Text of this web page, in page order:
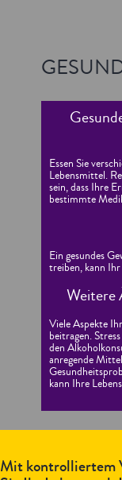
Essen Sie
Lebensmittel.
sein, dass Ihre
bestimmte
Ein gesundes
treiben, kann
Weitere
Viele Aspekte
beitragen.
den
anregende
kann Ihre
Mit kontrolliertem